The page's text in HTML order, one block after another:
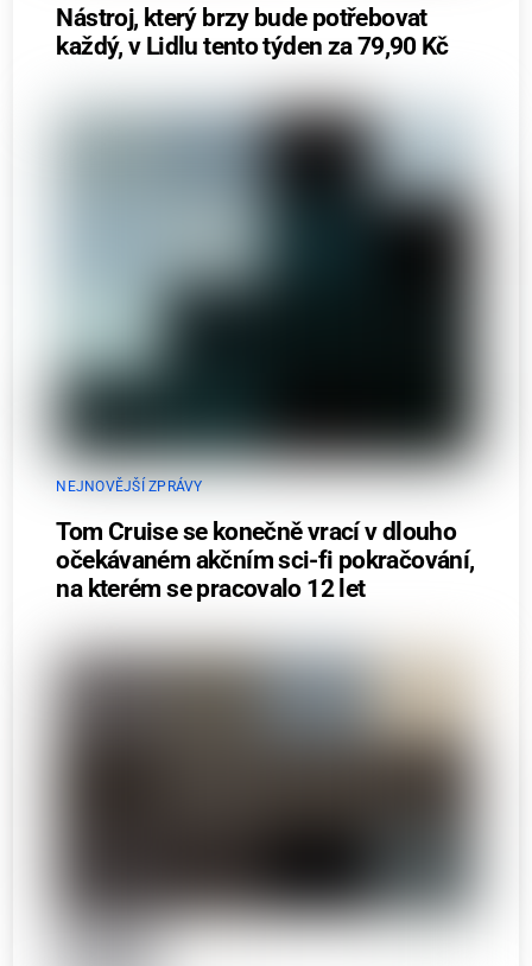
Nástroj, který brzy bude potřebovat
každý, v Lidlu tento týden za 79,90 Kč
NEJNOVĚJŠÍ ZPRÁVY
Tom Cruise se konečně vrací v dlouho
očekávaném akčním sci-fi pokračování,
na kterém se pracovalo 12 let